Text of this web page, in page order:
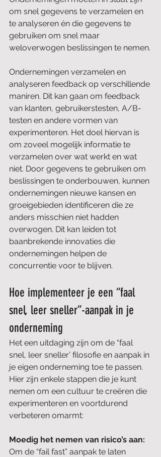
om snel gegevens te verzamelen en
te analyseren én die gegevens te
gebruiken om snel maar
weloverwogen beslissingen te nemen.
Ondernemingen verzamelen en
analyseren feedback op verschillende
maniren. Dit kan gaan om feedback
van klanten, gebruikerstesten, A/B-
testen en andere vormen van
experimenteren. Het doel hiervan is
om zoveel mogelijk informatie te
verzamelen over wat werkt en wat
niet. Door gegevens te gebruiken om
beslissingen te onderbouwen, kunnen
ondernemingen nieuwe kansen en
groeigebieden identificeren die ze
anders misschien niet hadden
overwogen. Dit kan leiden tot
baanbrekende innovaties die
ondernemingen helpen de
concurrentie voor te blijven.
Hoe implementeer je een “faal
snel, leer sneller”-aanpak in je
onderneming
Het een uitdaging zijn om de “faal
snel, leer sneller’ filosofie en aanpak in
je eigen onderneming toe te passen.
Hier zijn enkele stappen die je kunt
nemen om een cultuur te creëren die
experimenteren en voortdurend
verbeteren omarmt:
Moedig het nemen van risico’s aan:
Om de “fail fast” aanpak te laten